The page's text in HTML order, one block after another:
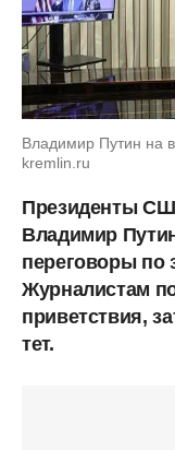
Владимир Путин на
kremlin.ru
Президенты
Владимир
переговоры по
Журналистам
приветствия,
тет.